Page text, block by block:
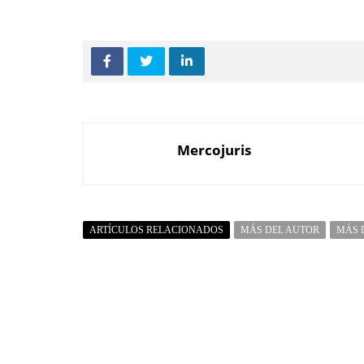
Mercojuris
ARTÍCULOS RELACIONADOS MÁS DEL AUTOR MÁS